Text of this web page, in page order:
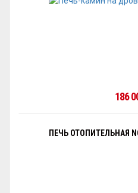
186
ПЕЧЬ ОТОПИТЕЛЬНАЯ